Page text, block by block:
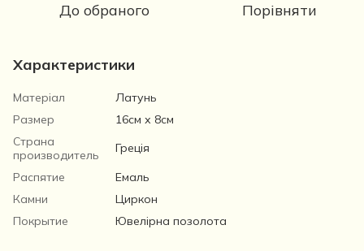
До обраного Порівняти
Характеристики
Матеріал
Латунь
Размер
16см х 8см
Страна
производитель
Греція
Распятие
Емаль
Камни
Циркон
Покрытие
Ювелірна позолота